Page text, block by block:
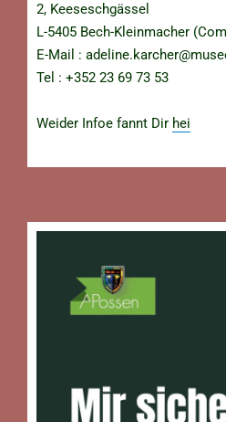
2, Keeseschgässel
L-5405 Bech-Kleinmacher
E-Mail :
Tel : +352 23 69 73 53
Weider Infoe fannt Dir hei